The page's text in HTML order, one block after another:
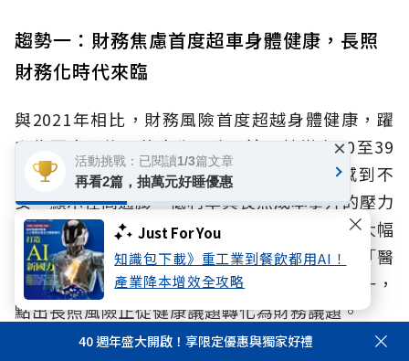
Just For You
知識包下載》重工業到餐飲都用AI！
產業降本增效全攻略
趨勢一：財務焦慮首度超車身體健康，長照
財務化時代來臨
與2021年相比，財務風險首度超越身體健康，躍
升為國人最擔憂的人生風險。這項轉變在30至39
歲青壯年族群感受最深，有高達七成對此感到不
安。顯示在高通膨、低利率與長照成本攀升的壓力
下，民眾對退休準備與老後生活規劃的急迫感大幅
提升。調查更指出，有13.5%的受訪者直接將「醫
療與長照支出」視為最重視的財務管理項目之一，
點出長照風險正從健康議題轉化為財務議題。
40 週年盛大開啟！享限定優惠與獨家好禮
活動挑戰：已閱讀1/3篇文章
再看2篇，抽萬元好睡優惠
×